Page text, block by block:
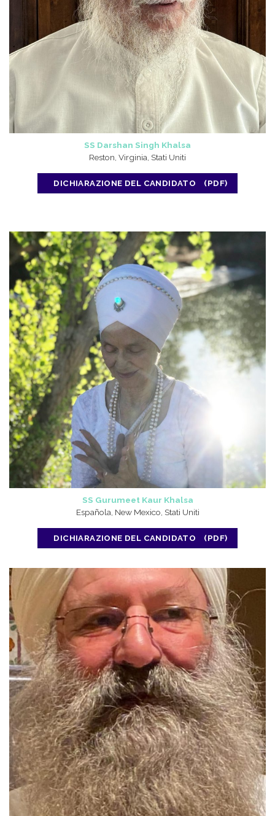
SS Darshan Singh Khalsa
Reston, Virginia, Stati Uniti
DICHIARAZIONE DEL CANDIDATO
SS Gurumeet Kaur Khalsa
Española, New Mexico, Stati Uniti
DICHIARAZIONE DEL CANDIDATO